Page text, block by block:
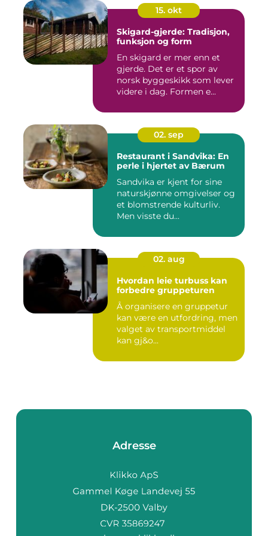
15. okt
Skigard-gjerde: Tradisjon,
funksjon og form
En skigard er mer enn et
gjerde. Det er et spor av
norsk byggeskikk som lever
videre i dag. Formen e...
02. sep
Restaurant i Sandvika: En
perle i hjertet av Bærum
Sandvika er kjent for sine
naturskjønne omgivelser og
et blomstrende kulturliv.
Men visste du...
02. aug
Hvordan leie turbuss kan
forbedre gruppeturen
Å organisere en gruppetur
kan være en utfordring, men
valget av transportmiddel
kan gj&o...
Adresse